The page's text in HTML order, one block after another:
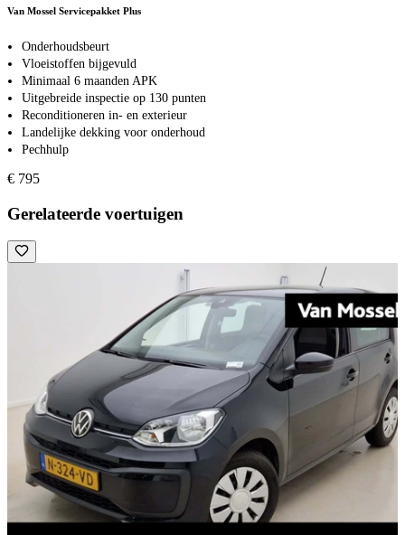
Van Mossel Servicepakket Plus
Onderhoudsbeurt
Vloeistoffen bijgevuld
Minimaal 6 maanden APK
Uitgebreide inspectie op 130 punten
Reconditioneren in- en exterieur
Landelijke dekking voor onderhoud
Pechhulp
€ 795
Gerelateerde voertuigen